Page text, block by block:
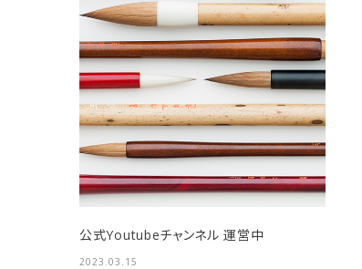
緑風 中 伝統
工芸士香川翠
羊毛 筆匠 仿
古堂
込)
favorite
萌 眉ブラシ＆
コーム P-B2
野筆 化粧筆
筆匠 仿古堂
favorite
公式Youtubeチャンネル 運営中
2023.03.15